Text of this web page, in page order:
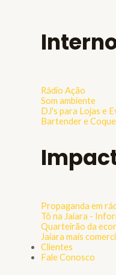
Rádio Ação
Som ambiente
DJ's para Lojas e
Bartender e
Propaganda em
Tô na Jaiara -
Quarteirão da
Jaiara mais
Clientes
Fale Conosco